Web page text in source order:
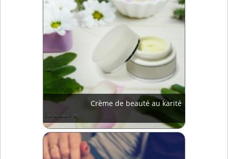
Crème de beauté au karité